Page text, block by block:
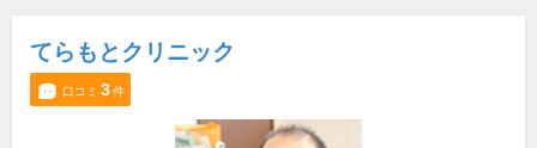
てらもとクリニック
口コミ 3件